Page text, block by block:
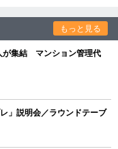
もっと見る
が集結 マンション管理代
」説明会／ラウンドテーブ